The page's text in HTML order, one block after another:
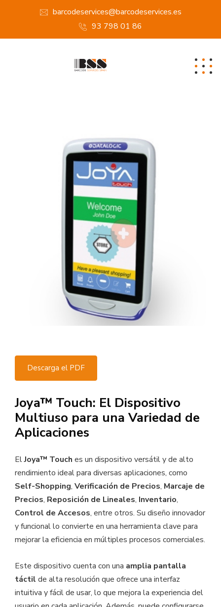
barcodeservices@barcodeservices.es
93 798 01 86
Descarga el PDF
Joya™ Touch: El Dispositivo
Multiuso para una Variedad de
Aplicaciones
ElJoya™ Touch es un dispositivo versátil y de alto
rendimiento ideal para diversas aplicaciones, como
Self-Shopping, Verificación de Precios, Marcaje de
Precios, Reposición de Lineales, Inventario,
Control de Accesos, entre otros. Su diseño innovador
y funcional lo convierte en una herramienta clave para
mejorar la eficiencia en múltiples procesos comerciales.
Este dispositivo cuenta con una amplia pantalla
táctil de alta resolución que ofrece una interfaz
intuitiva y fácil de usar, lo que mejora la experiencia del